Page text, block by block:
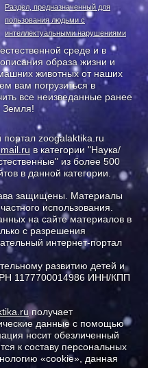
Раздел, предназначенный для
пользования людьми с
интеллектуальными нарушениями
среде и в
образа жизни и
животных от наших
вам погрузиться в
все неизведанные ранее
Земля!
zoogalaktika.ru
в категории "Наука/
из более 500
в данной категории.
защищены. Материалы
использования.
на сайте материалов в
с разрешения
интернет-портал
развитию детей и
1177700014986 ИНН/КПП
получает
данные с помощью
носит обезличенный
к составу персональных
«cookie», данная